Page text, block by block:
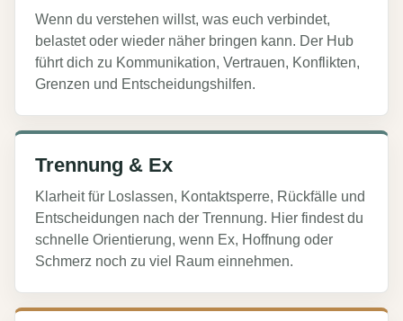
Wenn du verstehen willst, was euch verbindet,
belastet oder wieder näher bringen kann. Der Hub
führt dich zu Kommunikation, Vertrauen, Konflikten,
Grenzen und Entscheidungshilfen.
Trennung & Ex
Klarheit für Loslassen, Kontaktsperre, Rückfälle und
Entscheidungen nach der Trennung. Hier findest du
schnelle Orientierung, wenn Ex, Hoffnung oder
Schmerz noch zu viel Raum einnehmen.